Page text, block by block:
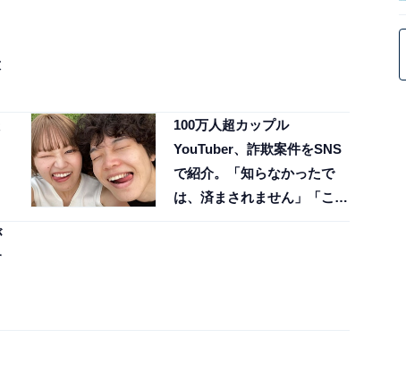
100万人超カップル
YouTuber、詐欺案件をSNS
で紹介。「知らなかったで
は、済まされません」「これ